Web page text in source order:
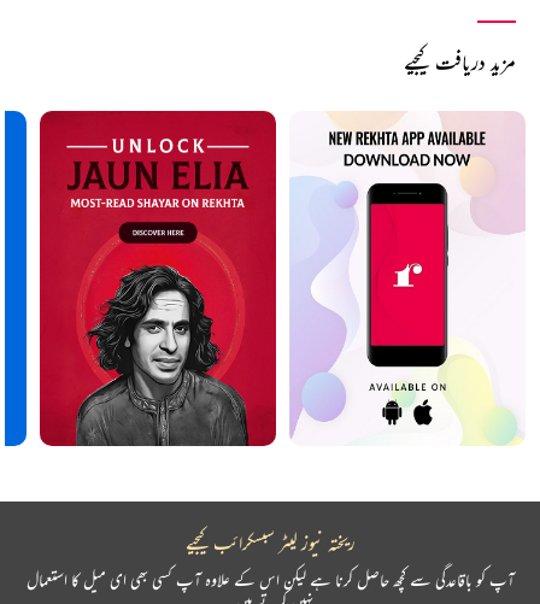
مزید دریافت کیجیے
ریختہ نیوز لیٹر سبسکرائب کیجیے
آپ کو باقاعدگی سے کچھ حاصل کرنا ہے لیکن اس کے علاوہ آپ کسی بھی ای میل کا استعمال